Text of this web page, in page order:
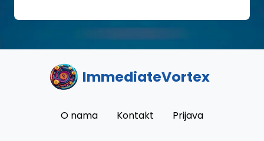
ImmediateVortex
O nama Kontakt Prijava